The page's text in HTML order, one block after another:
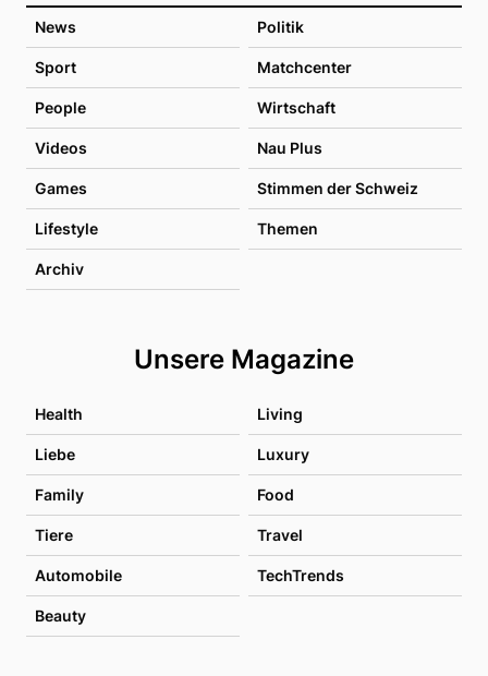
News Politik
Sport Matchcenter
People Wirtschaft
Videos Nau Plus
Games Stimmen der Schweiz
Lifestyle Themen
Archiv
Unsere Magazine
Health Living
Liebe Luxury
Family Food
Tiere Travel
Automobile TechTrends
Beauty